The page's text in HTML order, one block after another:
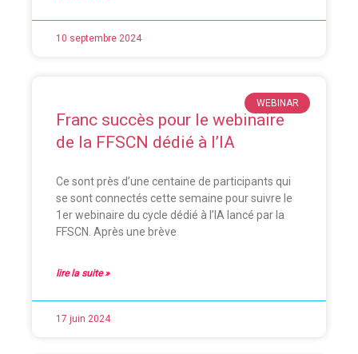
10 septembre 2024
WEBINAR
Franc succès pour le webinaire
de la FFSCN dédié à l’IA
Ce sont près d’une centaine de participants qui
se sont connectés cette semaine pour suivre le
1er webinaire du cycle dédié à l’IA lancé par la
FFSCN. Après une brève
lire la suite »
17 juin 2024